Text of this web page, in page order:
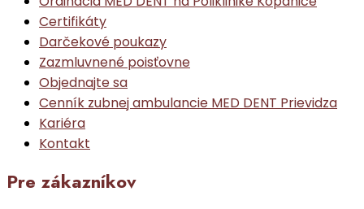
Certifikáty
Darčekové poukazy
Zazmluvnené poisťovne
Objednajte sa
Cenník zubnej ambulancie MED DENT Prievidza
Kariéra
Kontakt
Pre zákazníkov